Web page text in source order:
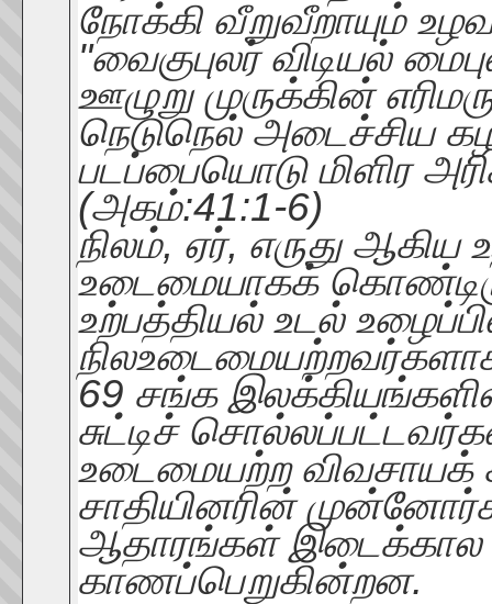
நோக்கி வீறுவீறாயும்
"வைகுபுலர் விடியல்
ஊழுறு முருக்கின்
நெடுநெல் அடைச்சிய
படப்பையொடு மிளிர
(அகம்:41:1-6)
நிலம், ஏர், எருது
உடைமையாகக்
உற்பத்தியல் உடல்
69 சங்க
சுட்டிச்
உடைமையற்ற விவசாயக்
சாதியினரின்
ஆதாரங்கள் இடைக்கால
காணப்பெறுகின்றன.